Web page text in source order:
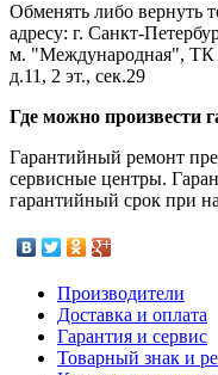
Обменять либо вернуть
адресу: г. Санкт-
м. "Международная", ТК
д.11, 2 эт., сек.29
Где можно произвести
Гарантийный ремонт
сервисные центры.
гарантийный срок при
Производители
Доставка и оплата
Гарантия и сервис
Товарный знак и